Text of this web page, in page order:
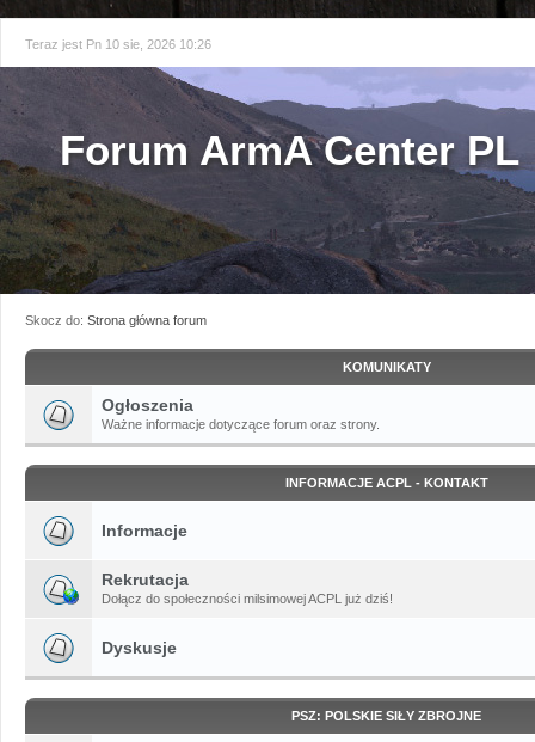
Teraz jest Pn 10 sie, 2026 10:26
Forum ArmA Center PL
Skocz do: Strona główna forum
KOMUNIKATY
Ogłoszenia
Ważne informacje dotyczące forum oraz strony.
INFORMACJE ACPL - KONTAKT
Informacje
Rekrutacja
Dołącz do społeczności milsimowej ACPL już dziś!
Dyskusje
PSZ: POLSKIE SIŁY ZBROJNE